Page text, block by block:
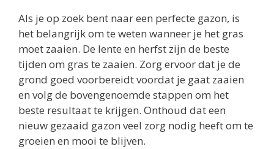
Als je op zoek bent naar een perfecte gazon, is
het belangrijk om te weten wanneer je het gras
moet zaaien. De lente en herfst zijn de beste
tijden om gras te zaaien. Zorg ervoor dat je de
grond goed voorbereidt voordat je gaat zaaien
en volg de bovengenoemde stappen om het
beste resultaat te krijgen. Onthoud dat een
nieuw gezaaid gazon veel zorg nodig heeft om te
groeien en mooi te blijven.